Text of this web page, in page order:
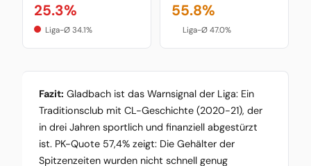
25.3%
Liga-Ø 34.1%
55.8%
Liga-Ø 47.0%
Fazit: Gladbach ist das Warnsignal der Liga: Ein
Traditionsclub mit CL-Geschichte (2020-21), der
in drei Jahren sportlich und finanziell abgestürzt
ist. PK-Quote 57,4% zeigt: Die Gehälter der
Spitzenzeiten wurden nicht schnell genug